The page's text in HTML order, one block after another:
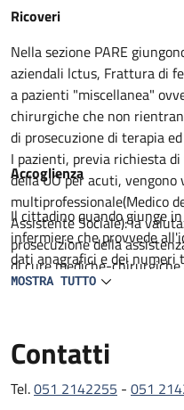
Descrizione
Ricoveri
Nella sezione PARE
aziendali lctus, Frattura di
a pazienti "miscellanea"
chirurgiche che non
di prosecuzione di terapia
I pazienti, previa richiesta
della UO per acuti,
multiprofessionale(Medico
Assistente Sociale): la
prosecuzione della
di cure mediche-
proseguiti percorsi medico
All'ingresso del paziente al
Fisiatra e /o Fisioterapista
Accoglienza
Il cittadino quando giunge
infermiere che provvede
dati anagrafici e dei numeri
prestampato con
clinica ed infermieristica
diagnostico e terapeutico e
procedure che lo richiedono.
MOSTRA TUTTO
Contatti
Tel.051 2142255 - 051